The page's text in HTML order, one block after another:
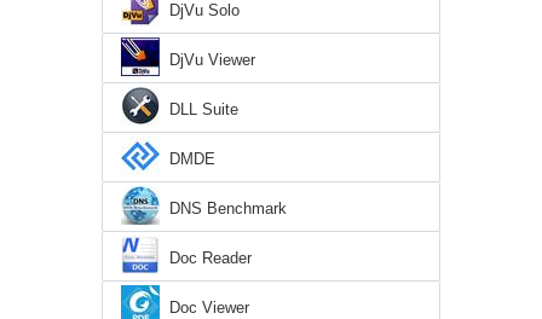
DjVu Solo
DjVu Viewer
DLL Suite
DMDE
DNS Benchmark
Doc Reader
Doc Viewer